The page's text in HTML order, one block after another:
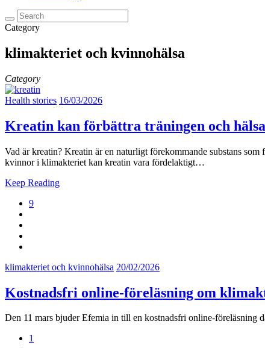
Category
klimakteriet och kvinnohälsa
Category
Health stories 16/03/2026
Kreatin kan förbättra träningen och
Vad är kreatin? Kreatin är en naturligt förekommande substans
kvinnor i klimakteriet kan kreatin vara fördelaktigt…
Keep Reading
9
klimakteriet och kvinnohälsa 20/02/2026
Kostnadsfri online-föreläsning om
Den 11 mars bjuder Efemia in till en kostnadsfri online-
1